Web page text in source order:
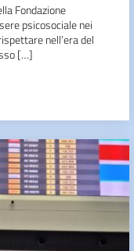
Fondazione
psicosociale nei
nell’era del
[…]